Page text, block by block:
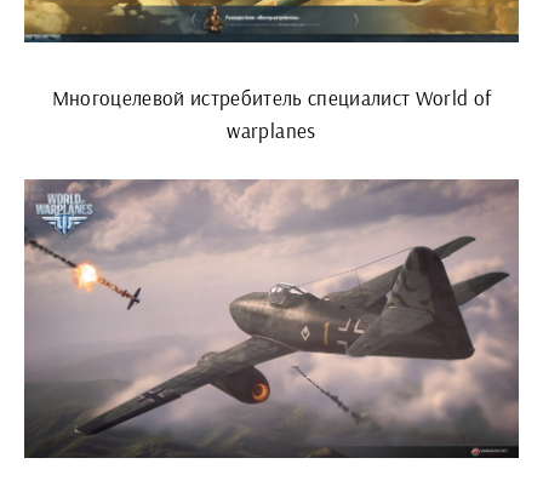
Многоцелевой истребитель специалист World of
warplanes